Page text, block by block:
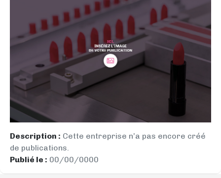
Description : Cette entreprise n’a pas encore créé
de publications.
Publié le : 00/00/0000